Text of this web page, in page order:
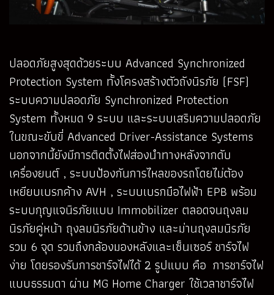
ปลอดภัยสูงสุดด้วยระบบ Advanced Synchronized
Protection System ทั้งโครงสร้างตัวถังนิรภัย (FSF)
ระบบความปลอดภัย Synchronized Protection
System ทั้งหมด 9 ระบบ และระบบเสริมความปลอดภัย
ในขณะขับขี่ Advanced Driver-Assistance Systems
นอกจากนี้ยังมีการติดตั้งไฟส่องนำทางหลังจากดับ
เครื่องยนต์ , ระบบป้องกันการไหลของรถโดยไม่ต้อง
เหยียบเบรกค้าง AVH , ระบบเบรกมือไฟฟ้า EPB พร้อม
ระบบกุญแจนิรภัยแบบ Immobilizer ตลอดจนถุงลม
นิรภัยคู่หน้า ถุงลมนิรภัยด้านข้าง และม่านถุงลมนิรภัย
รวม 6 จุด รวมถึงกล้องมองหลังและเซ็นเซอร์ ชาร์จไฟ
ง่าย โดยรองรับการชาร์จไฟได้ 2 รูปแบบ คือ การชาร์จไฟ
แบบธรรมดา ผ่าน MG Home Charger ใช้เวลาชาร์จไฟ